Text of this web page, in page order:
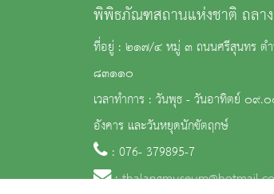
พิพิธภัณฑสถานแห่งชาติ ถลา
ที่อยู่ : ๒๑๗/๔ หมู่ ๓ ถนนศรีสุนทร ตำ
๘๓๑๑๐
เวลาทำการ : วันพุธ - วันอาทิตย์ ๐
อังคาร และวันหยุดนักขัตฤกษ์
: 076- 379895-7
: